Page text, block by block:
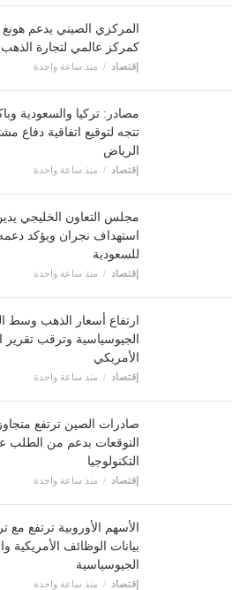
المركزي الصيني يدعم هونغ
كمركز عالمي لتجارة الذهب
إقتصاد منذ ساعة واحدة
مصادر: تركيا والسعودية
تتجه لتوقيع اتفاقية دفاع
الرياض
إقتصاد منذ ساعة واحدة
مجلس التعاون الخليجي
استهداف نجران ويؤكد
للسعودية
إقتصاد منذ ساعة واحدة
ارتفاع أسعار الذهب وسط
الجيوسياسية وترقب تقرير
الأمريكي
إقتصاد منذ ساعة واحدة
صادرات الصين ترتفع
التوقعات بدعم من الطلب
التكنولوجيا
إقتصاد منذ ساعة واحدة
الأسهم الأوروبية ترتفع مع
بيانات الوظائف الأمريكية
الجيوسياسية
إقتصاد منذ ساعة واحدة